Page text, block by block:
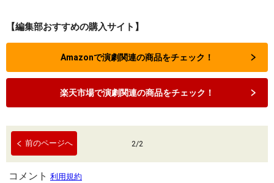
【編集部おすすめの購入サイト】
Amazonで演劇関連の商品をチェック！
楽天市場で演劇関連の商品をチェック！
前のページへ 2/2